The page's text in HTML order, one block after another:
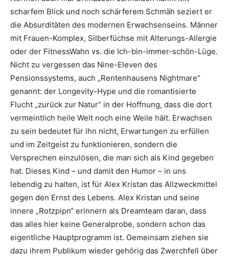
scharfem Blick und noch schärferem Schmäh seziert er
die Absurditäten des modernen Erwachsenseins. Männer
mit Frauen-Komplex, Silberfüchse mit Alterungs-Allergie
oder der FitnessWahn vs. die Ich-bin-immer-schön-Lüge.
Nicht zu vergessen das Nine-Eleven des
Pensionssystems, auch „Rentenhausens Nightmare“
genannt: der Longevity-Hype und die romantisierte
Flucht „zurück zur Natur“ in der Hoffnung, dass die dort
vermeintlich heile Welt noch eine Weile hält. Erwachsen
zu sein bedeutet für ihn nicht, Erwartungen zu erfüllen
und im Zeitgeist zu funktionieren, sondern die
Versprechen einzulösen, die man sich als Kind gegeben
hat. Dieses Kind – und damit den Humor – in uns
lebendig zu halten, ist für Alex Kristan das Allzweckmittel
gegen den Ernst des Lebens. Alex Kristan und seine
innere „Rotzpipn“ erinnern als Dreamteam daran, dass
das alles hier keine Generalprobe, sondern schon das
eigentliche Hauptprogramm ist. Gemeinsam ziehen sie
dazu ihrem Publikum wieder gehörig das Zwerchfell über